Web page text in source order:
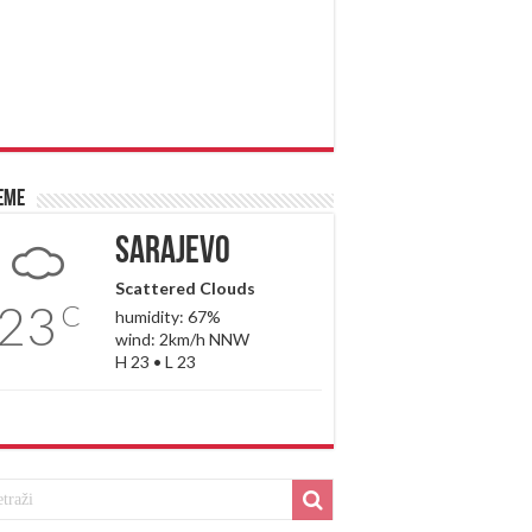
23 C
Sarajevo
Scattered Clouds
humidity: 67%
wind: 2km/h NNW
H 23 • L 23